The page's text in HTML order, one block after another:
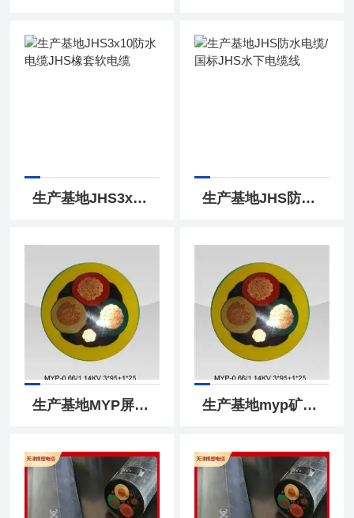
生产基地JHS3x10防水电缆JHS橡套软电缆 生产基地JHS防水电缆/国标JHS水下电缆线
生产基地MYP屏蔽橡套软电缆3x95+1x25市场价格 生产基地myp矿用阻燃电缆myp1.14kv屏蔽电缆